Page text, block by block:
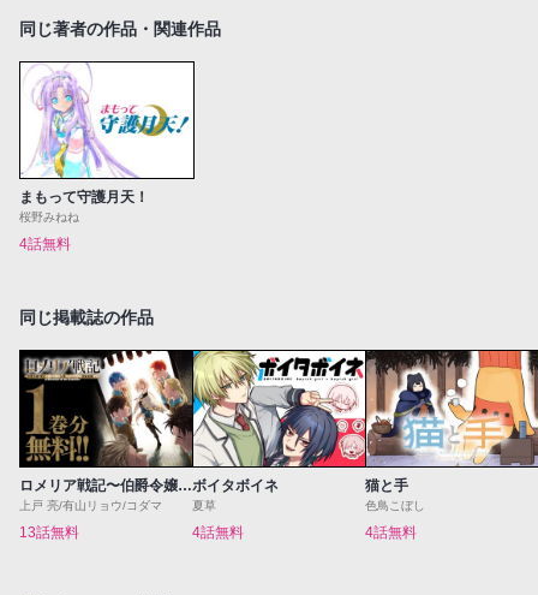
同じ著者の作品・関連作品
まもって守護月天！
桜野みねね
4話無料
同じ掲載誌の作品
ロメリア戦記〜伯爵令嬢、魔王を倒した後も人類やばそうだから軍隊組織する〜
上戸 亮/有山リョウ/コダマ
13話無料
ボイタボイネ
夏草
4話無料
猫と手
色鳥こぼし
4話無料